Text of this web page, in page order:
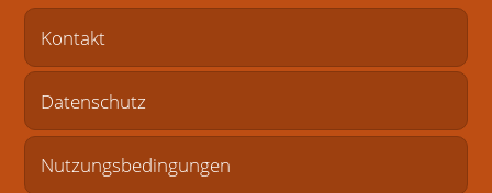
Kontakt
Datenschutz
Nutzungsbedingungen